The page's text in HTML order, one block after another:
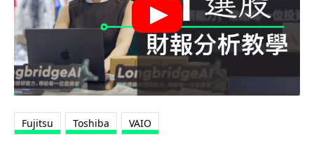
Fujitsu Toshiba VAIO